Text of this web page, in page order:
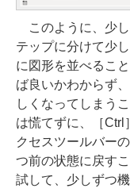
このように、少し
テップに分けて少
に図形を並べるこ
ば良いかわからず
しくなってしまう
は慌てずに、［Ctrl
クセスツールバー
つ前の状態に戻す
試して、少しずつ